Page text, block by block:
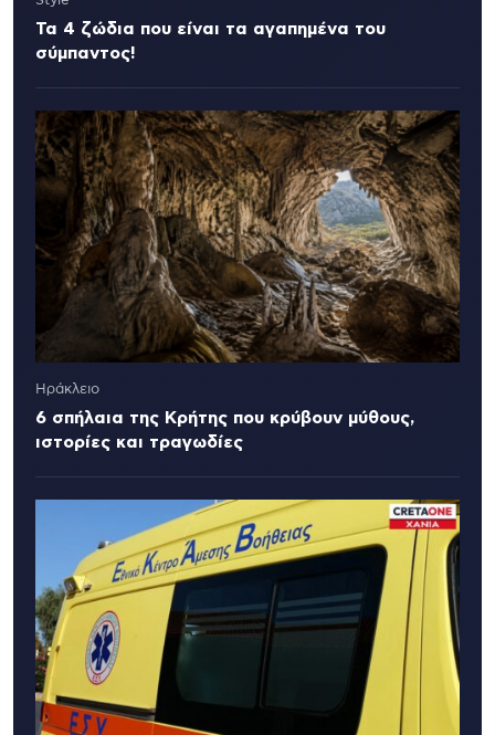
Τα 4 ζώδια που είναι τα αγαπημένα του
σύμπαντος!
Ηράκλειο
6 σπήλαια της Κρήτης που κρύβουν μύθους,
ιστορίες και τραγωδίες